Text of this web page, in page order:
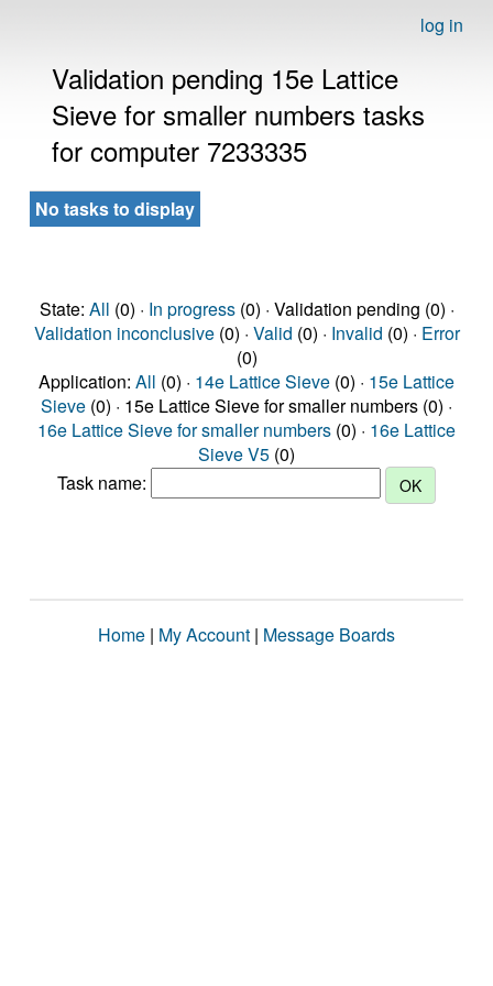
log in
Validation pending 15e Lattice
Sieve for smaller numbers tasks
for computer 7233335
No tasks to display
State: All (0) · In progress(0) · Validation pending (0) ·
Validation inconclusive(0) · Valid (0) · Invalid (0) · Error
(0)
Application: All (0) · 14e Lattice Sieve (0) · 15e Lattice
Sieve (0) · 15e Lattice Sieve for smaller numbers (0) ·
16e Lattice Sieve for smaller numbers (0) · 16e Lattice
Sieve V5 (0)
Task name:
Home | My Account | Message Boards